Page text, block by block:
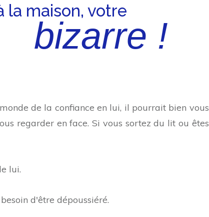
la maison, votre
bizarre !
de la confiance en lui, il pourrait bien vous
regarder en face. Si vous sortez du lit ou êtes
lui.
d'être dépoussiéré.